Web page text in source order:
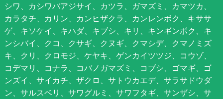
シワ、カシワバアジサイ、カツラ、ガマズミ、カマツカ、
カラタチ、カリン、カンヒザクラ、カンレンボク、キササ
ゲ、キソケイ、キハダ、キブシ、キリ、キンギンボク、キ
ンシバイ、クコ、クサギ、クヌギ、クマシデ、クマノミズ
キ、クリ、クロモジ、ケヤキ、ゲンカイツツジ、コウゾ、
コデマリ、コナラ、コバノガマズミ、コブシ、ゴマギ、ゴ
ンズイ、サイカチ、ザクロ、サトウカエデ、サラサドウダ
ン、サルスベリ、サワグルミ、サワフタギ、サンザシ、サ